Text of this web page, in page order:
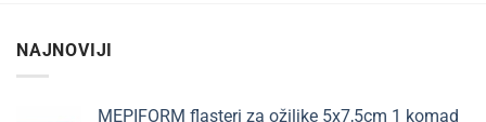
NAJNOVIJI
MEPIFORM flasteri za ožiljke 5x7,5cm 1 komad